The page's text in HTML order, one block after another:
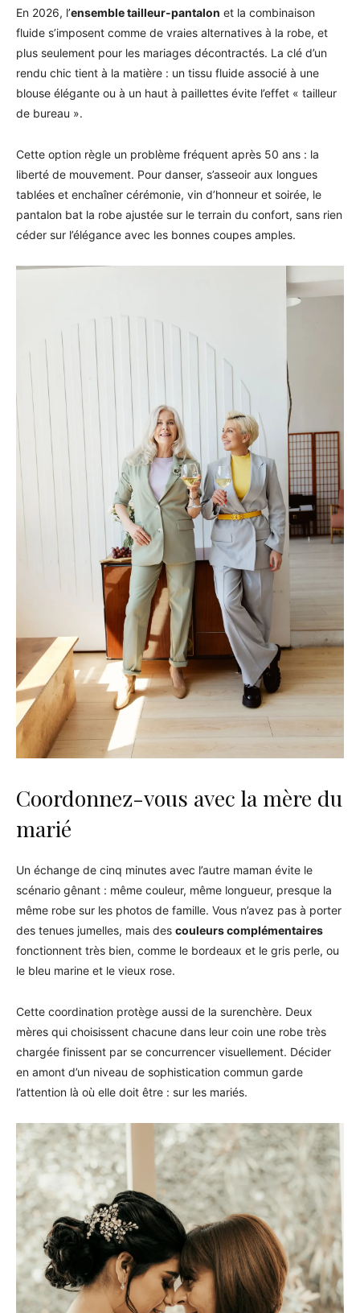
En 2026, l’ensemble tailleur-pantalon et la combinaison
fluide s’imposent comme de vraies alternatives à la robe, et
plus seulement pour les mariages décontractés. La clé d’un
rendu chic tient à la matière : un tissu fluide associé à une
blouse élégante ou à un haut à paillettes évite l’effet « tailleur
de bureau ».
Cette option règle un problème fréquent après 50 ans : la
liberté de mouvement. Pour danser, s’asseoir aux longues
tablées et enchaîner cérémonie, vin d’honneur et soirée, le
pantalon bat la robe ajustée sur le terrain du confort, sans rien
céder sur l’élégance avec les bonnes coupes amples.
Coordonnez-vous avec la mère du
marié
Un échange de cinq minutes avec l’autre maman évite le
scénario gênant : même couleur, même longueur, presque la
même robe sur les photos de famille. Vous n’avez pas à porter
des tenues jumelles, mais des couleurs complémentaires
fonctionnent très bien, comme le bordeaux et le gris perle, ou
le bleu marine et le vieux rose.
Cette coordination protège aussi de la surenchère. Deux
mères qui choisissent chacune dans leur coin une robe très
chargée finissent par se concurrencer visuellement. Décider
en amont d’un niveau de sophistication commun garde
l’attention là où elle doit être : sur les mariés.